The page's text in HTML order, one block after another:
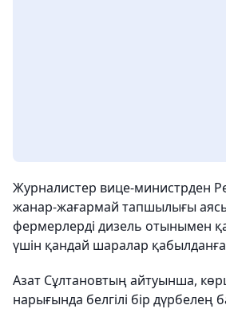
Журналистер вице-министрден
жанар-жағармай тапшылығы
фермерлерді дизель отынымен
үшін қандай шаралар
Азат Сұлтановтың айтуынша,
нарығында белгілі бір дүрбелең